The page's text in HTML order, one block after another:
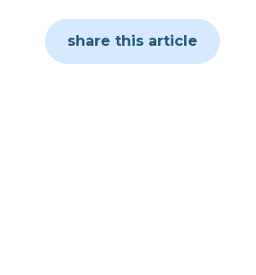
share this article